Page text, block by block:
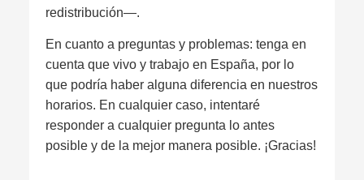
redistribución—.
En cuanto a preguntas y problemas: tenga en
cuenta que vivo y trabajo en España, por lo
que podría haber alguna diferencia en nuestros
horarios. En cualquier caso, intentaré
responder a cualquier pregunta lo antes
posible y de la mejor manera posible. ¡Gracias!